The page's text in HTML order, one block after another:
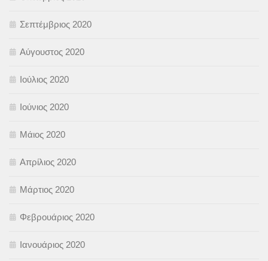
Σεπτέμβριος 2020
Αύγουστος 2020
Ιούλιος 2020
Ιούνιος 2020
Μάιος 2020
Απρίλιος 2020
Μάρτιος 2020
Φεβρουάριος 2020
Ιανουάριος 2020